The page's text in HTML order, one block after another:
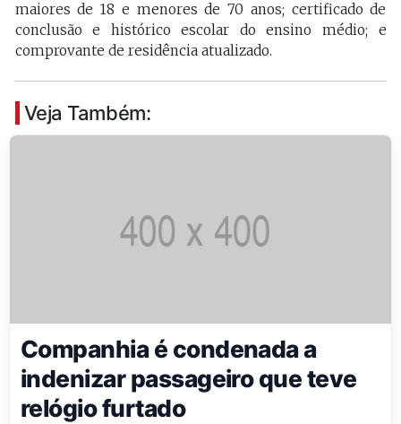
maiores de 18 e menores de 70 anos; certificado de
conclusão e histórico escolar do ensino médio; e
comprovante de residência atualizado.
Veja Também:
Companhia é condenada a
indenizar passageiro que teve
relógio furtado